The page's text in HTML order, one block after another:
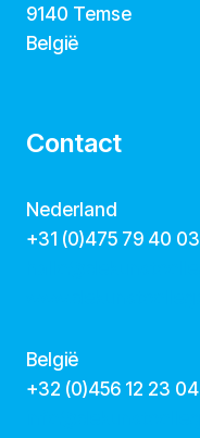
9140 Temse
België
Contact
Nederland
+31 (0)475 79 40 03
België
‭+32 (0)456 12 23 04‬